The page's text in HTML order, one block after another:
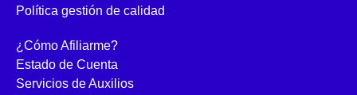
Política gestión de calidad
¿Cómo Afiliarme?
Estado de Cuenta
Servicios de Auxilios